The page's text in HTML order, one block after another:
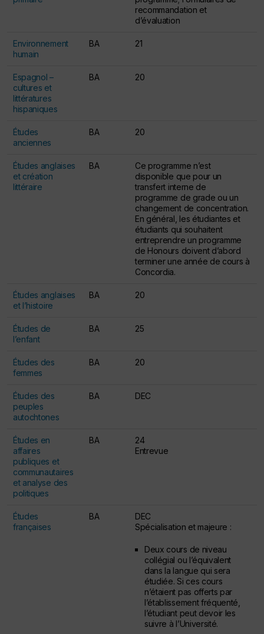
recommandation et
d’évaluation
Environnement
humain
BA 21
Espagnol –
cultures et
littératures
hispaniques
BA 20
Études
anciennes
BA 20
Études anglaises
et création
littéraire
BA
Ce programme n’est
disponible que pour un
transfert interne de
programme de grade ou un
changement de concentration.
En général, les étudiantes et
étudiants qui souhaitent
entreprendre un programme
de Honours doivent d’abord
terminer une année de cours à
Concordia.
Études anglaises
et l’histoire
BA 20
Études de
l’enfant
BA 25
Études des
femmes
BA 20
Études des
peuples
autochtones
BA DEC
Études en
affaires
publiques et
communautaires
et analyse des
politiques
BA
24
Entrevue
Études
françaises
BA
DEC
Spécialisation et majeure :
Deux cours de niveau
collégial ou l’équivalent
dans la langue qui sera
étudiée. Si ces cours
n’étaient pas offerts par
l’établissement fréquenté,
l’étudiant peut devoir les
suivre à l’Université.